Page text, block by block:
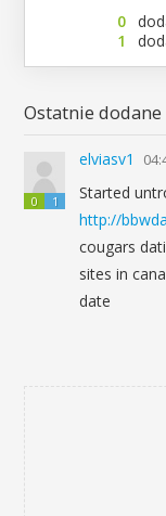
0
1
Ostatnie
0 1
elviasv1
Started
http://
cougars
sites in
date